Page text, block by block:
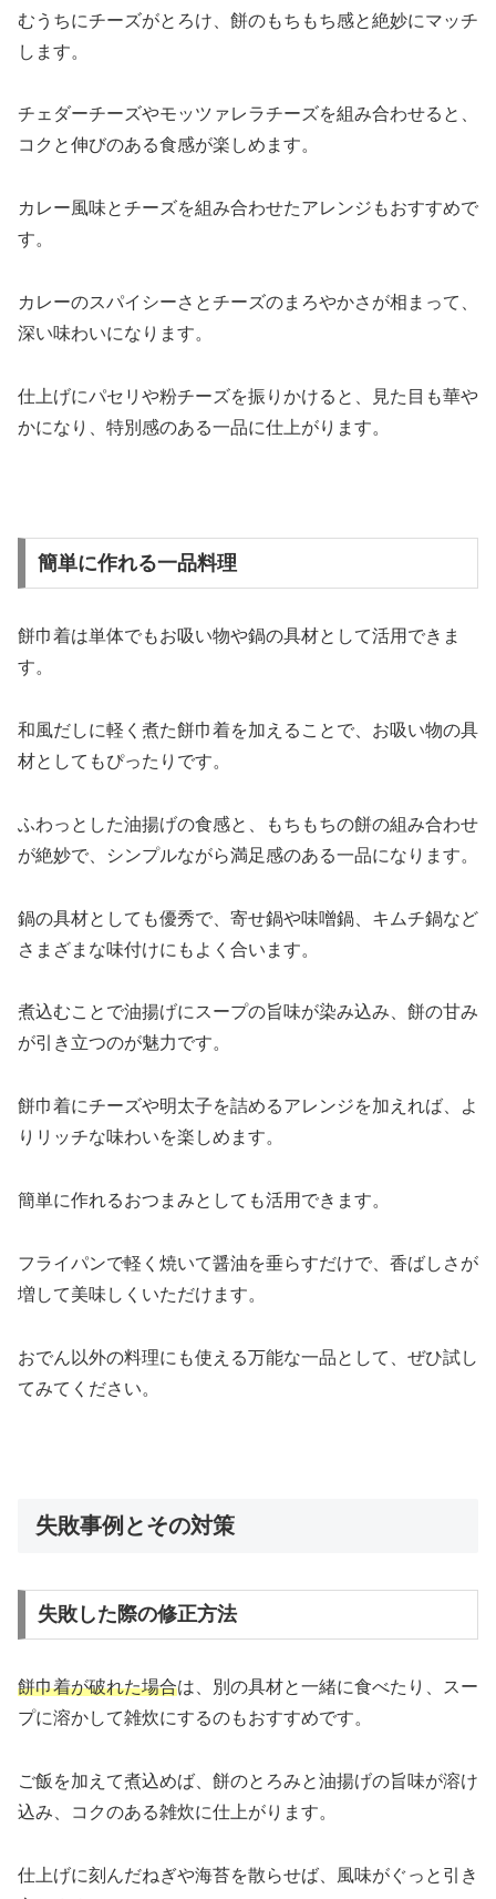
むうちにチーズがとろけ、餅のもちもち感と絶妙にマッチ
します。
チェダーチーズやモッツァレラチーズを組み合わせると、
コクと伸びのある食感が楽しめます。
カレー風味とチーズを組み合わせたアレンジもおすすめで
す。
カレーのスパイシーさとチーズのまろやかさが相まって、
深い味わいになります。
仕上げにパセリや粉チーズを振りかけると、見た目も華や
かになり、特別感のある一品に仕上がります。
簡単に作れる一品料理
餅巾着は単体でもお吸い物や鍋の具材として活用できま
す。
和風だしに軽く煮た餅巾着を加えることで、お吸い物の具
材としてもぴったりです。
ふわっとした油揚げの食感と、もちもちの餅の組み合わせ
が絶妙で、シンプルながら満足感のある一品になります。
鍋の具材としても優秀で、寄せ鍋や味噌鍋、キムチ鍋など
さまざまな味付けにもよく合います。
煮込むことで油揚げにスープの旨味が染み込み、餅の甘み
が引き立つのが魅力です。
餅巾着にチーズや明太子を詰めるアレンジを加えれば、よ
りリッチな味わいを楽しめます。
簡単に作れるおつまみとしても活用できます。
フライパンで軽く焼いて醤油を垂らすだけで、香ばしさが
増して美味しくいただけます。
おでん以外の料理にも使える万能な一品として、ぜひ試し
てみてください。
失敗事例とその対策
失敗した際の修正方法
餅巾着が破れた場合は、別の具材と一緒に食べたり、スー
プに溶かして雑炊にするのもおすすめです。
ご飯を加えて煮込めば、餅のとろみと油揚げの旨味が溶け
込み、コクのある雑炊に仕上がります。
仕上げに刻んだねぎや海苔を散らせば、風味がぐっと引き